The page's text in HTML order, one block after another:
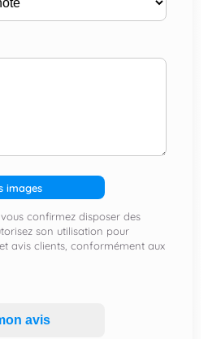
images
confirmez disposer des
son utilisation pour
avis clients, conformément aux
avis